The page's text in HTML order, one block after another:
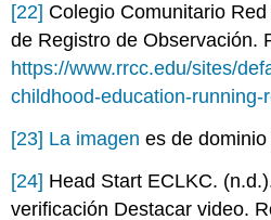
[22] Colegio Comunitario
de Registro de Observación.
https://www.rrcc.edu/sites/
childhood-education-
[23] La imagen es de
[24] Head Start ECLKC.
verificación Destacar video.